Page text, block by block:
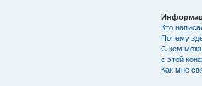
Кто
Почему
С кем
с этой
Как мне